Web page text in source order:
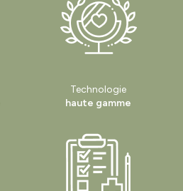
Technologie
haute gamme